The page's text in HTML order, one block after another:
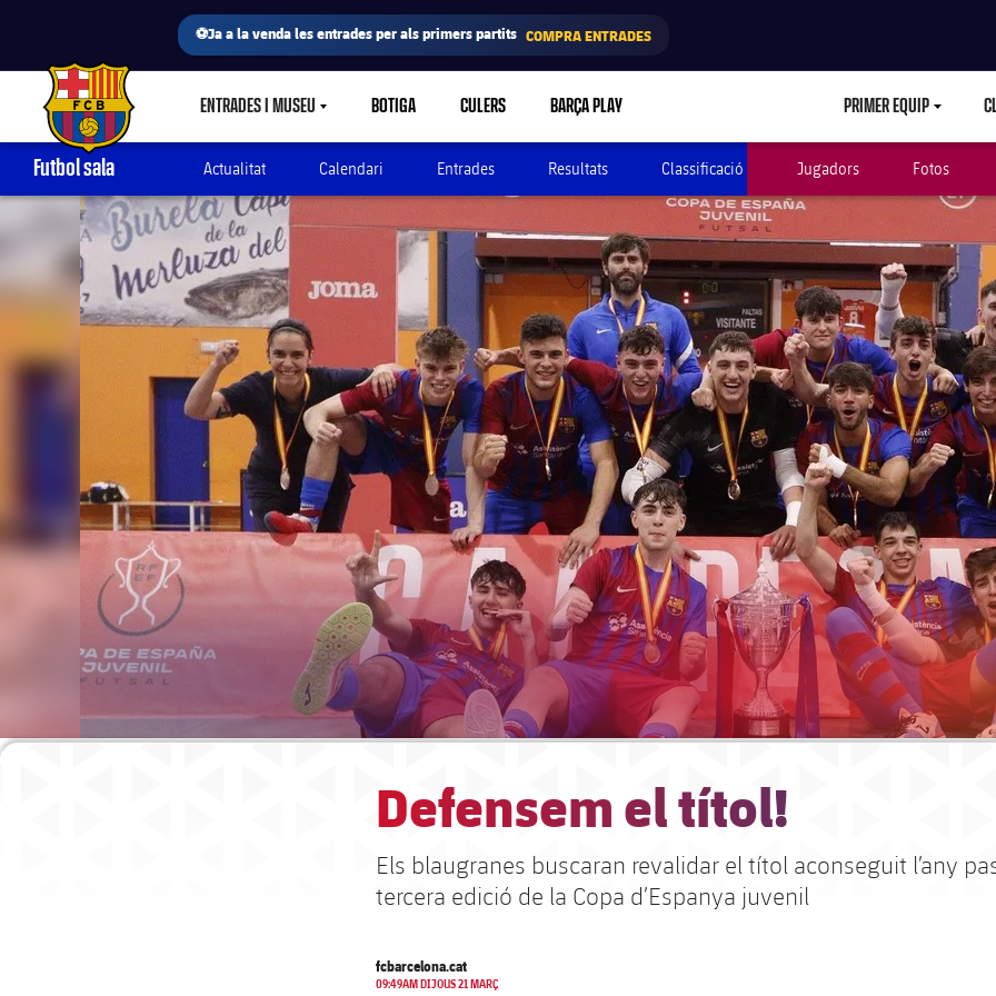
⚽Ja a la venda les entrades per als primers partits COMPRA ENTRADES
FC Barcelona club badge ENTRADES I MUSEULABEL.SHARE.CARETDOWN
BOTIGA CULERS BARÇA PLAY PRIMER EQUIP
Futbol sala Actualitat Calendari Entrades Resultats Classificació Jugadors Fotos
Defensem el títol!
Els blaugranes buscaran revalidar el títol aconseguit l’any
tercera edició de la Copa d’Espanya juvenil
fcbarcelona.cat
09:49AM DIJOUS 21 MARÇ